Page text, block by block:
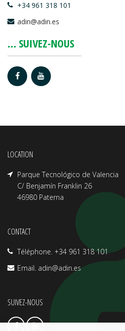
+34 961 318 101
adin@adin.es
... SUIVEZ-NOUS
LOCATION
Parque Tecnológico de Valencia
C/ Benjamín Franklin 26
46980 Paterna
CONTACT
Téléphone. +34 961 318 101
Email. adin@adin.es
SUIVEZ-NOUS